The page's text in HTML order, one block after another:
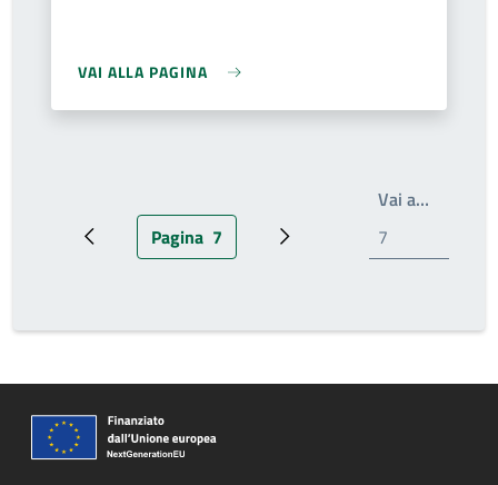
VAI ALLA PAGINA
Pagina precedentePagina attuale
Pagina 7 Pagina successiva
Vai a…